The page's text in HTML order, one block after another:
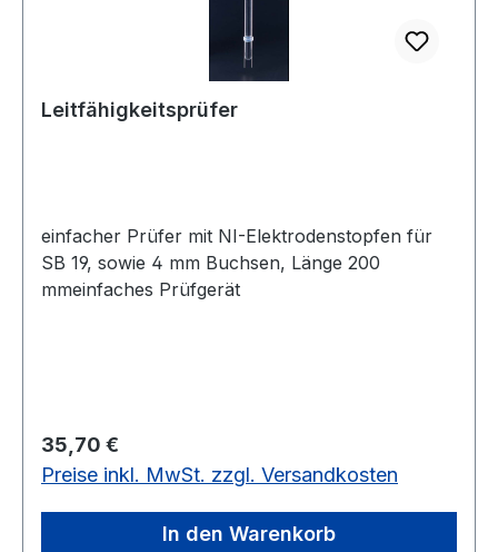
Leitfähigkeitsprüfer
einfacher Prüfer mit NI-Elektrodenstopfen für
SB 19, sowie 4 mm Buchsen, Länge 200
mmeinfaches Prüfgerät
Regulärer Preis:
35,70 €
Preise inkl. MwSt. zzgl. Versandkosten
In den Warenkorb